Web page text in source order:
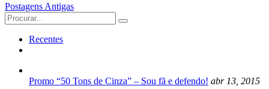
Navegação
das
Postagens
Postagens Antigas
Search
for:
Recentes
Promo “50 Tons de Cinza” – Sou fã e defendo! abr 13, 2015